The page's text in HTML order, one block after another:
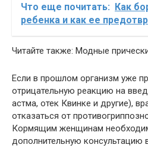
Что еще почитать: Как
ребенка и как ее
Читайте также: Модные
Если в прошлом организм уже
отрицательную реакцию на
астма, отек Квинке и другие),
отказаться от
Кормящим женщинам
дополнительную консультацию